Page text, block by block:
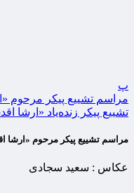
پ
مراسم تشییع پیکر مرحوم
تشییع پیکر زنده‌یاد «ارشا
مراسم تشییع پیکر مرحوم «ارشا اقدسی» بدلکار سینما و تلویزیون ایران،
عکاس : سعید سجادی